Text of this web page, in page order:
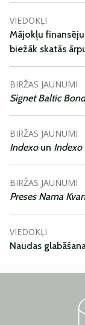
VIEDOKĻI
Mājokļu
biežāk skatās
BIRŽAS JAUNUMI
Signet Baltic
BIRŽAS JAUNUMI
Indexoun Indexo
BIRŽAS JAUNUMI
Preses Nama
VIEDOKĻI
Naudas